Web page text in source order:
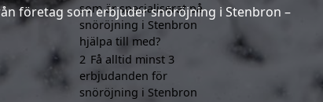
företag som erbjuder snöröjning i Stenbron –
som är specialiserat på
snöröjning i Stenbron
hjälpa till med?
2 Få alltid minst 3
erbjudanden för
snöröjning i Stenbron